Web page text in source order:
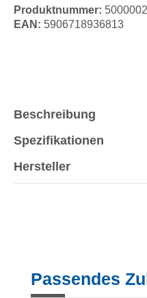
Produktnummer:
EAN: 5906718936813
Beschreibung
Spezifikationen
Hersteller
Produktgalerie
Passendes